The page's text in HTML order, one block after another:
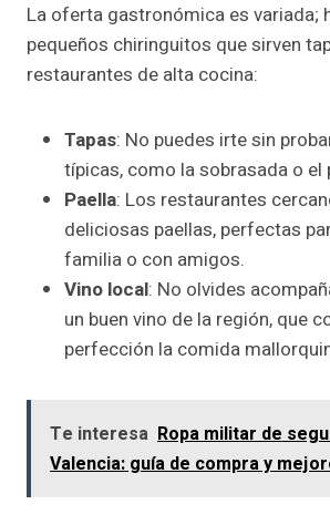
La oferta gastronómica es variada;
pequeños chiringuitos que sirven
restaurantes de alta cocina:
Tapas: No puedes irte sin
típicas, como la sobrasada o el
Paella: Los restaurantes
deliciosas paellas, perfectas
familia o con amigos.
Vino local: No olvides
un buen vino de la región, que
perfección la comida
Te interesa Ropa militar de
Valencia: guía de compra y